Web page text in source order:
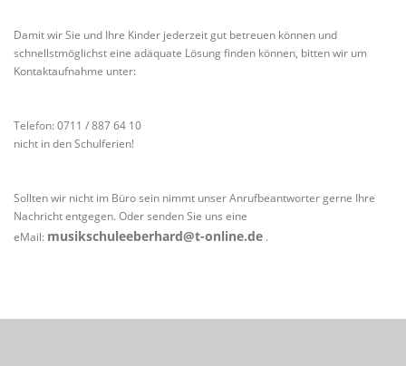
Damit wir Sie und Ihre Kinder jederzeit gut betreuen können und
schnellstmöglichst eine adäquate Lösung finden können, bitten wir um
Kontaktaufnahme unter:
Telefon: 0711 / 887 64 10
nicht in den Schulferien!
Sollten wir nicht im Büro sein nimmt unser Anrufbeantworter gerne Ihre
Nachricht entgegen. Oder senden Sie uns eine
eMail: musikschuleeberhard@t-online.de .